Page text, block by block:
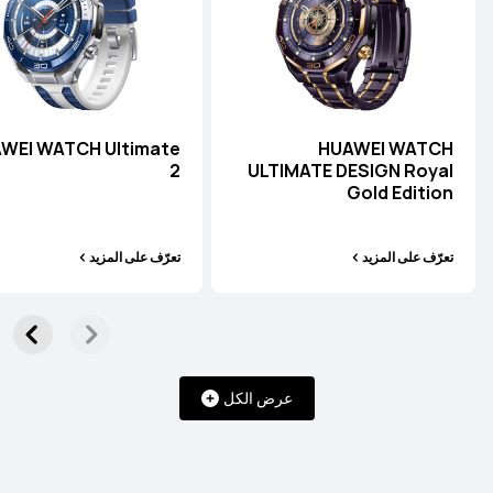
HUAWEI WATCH
ULTIMATE DESIGN Royal
Gold Edition
تعرّف على المزيد
WATCH Ultimate
2
تعرّف على المزيد
عرض الكل